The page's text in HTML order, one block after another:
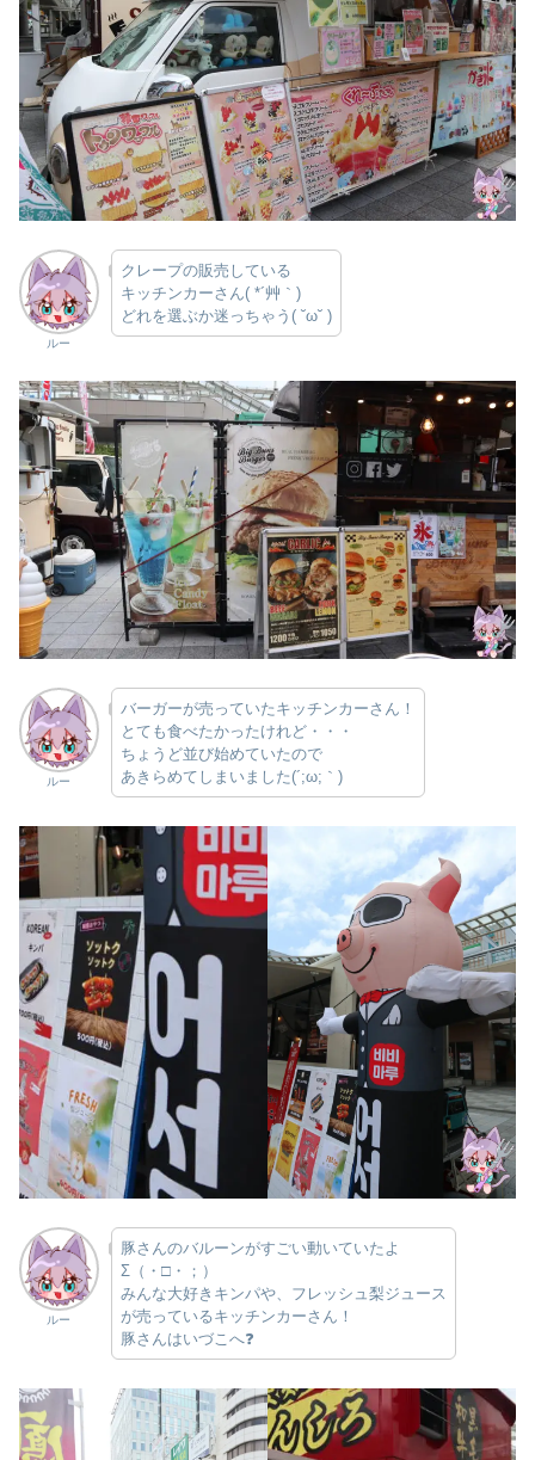
ルー
クレープの販売している
キッチンカーさん( *´艸｀)
どれを選ぶか迷っちゃう( ˘ω˘ )
ルー
バーガーが売っていたキッチンカーさん！
とても食べたかったけれど・・・
ちょうど並び始めていたので
あきらめてしまいました(´;ω;｀)
ルー
豚さんのバルーンがすごい動いていたよ
Σ（・□・；）
みんな大好きキンパや、フレッシュ梨ジュース
が売っているキッチンカーさん！
豚さんはいづこへ❓